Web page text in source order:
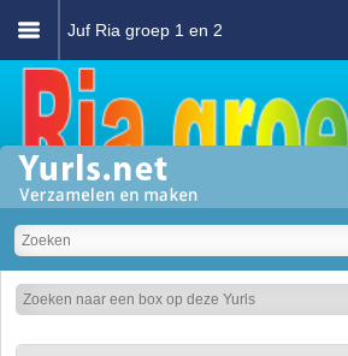
Juf Ria groep 1 en 2